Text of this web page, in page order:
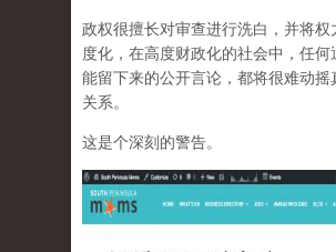
政权很擅长对审查进行洗白，并将权
度化，在高度财政化的社会中，任何
能留下来的公开言论，都将很难动摇
关系。
这是个深刻的警告。